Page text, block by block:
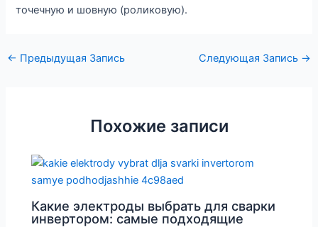
точечную и шовную (роликовую).
← Предыдущая Запись Следующая Запись →
Похожие записи
Какие электроды выбрать для сварки
инвертором: самые подходящие